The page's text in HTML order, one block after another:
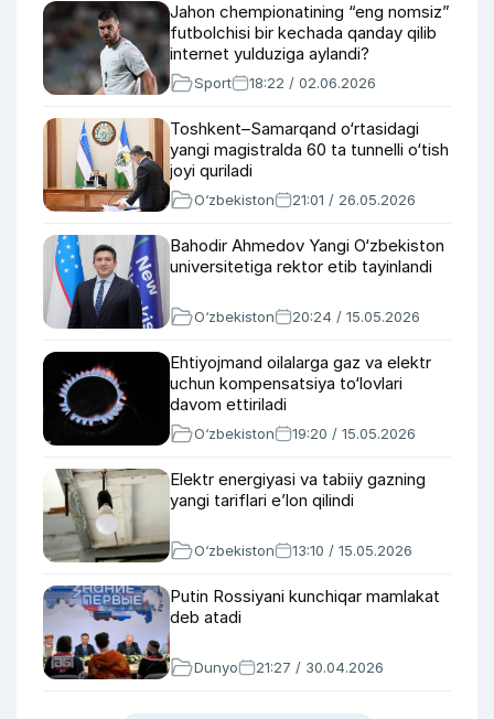
Jahon chempionatining “eng nomsiz”
futbolchisi bir kechada qanday qilib
internet yulduziga aylandi?
Sport 18:22 / 02.06.2026
Toshkent–Samarqand o‘rtasidagi
yangi magistralda 60 ta tunnelli o‘tish
joyi quriladi
O‘zbekiston 21:01 / 26.05.2026
Bahodir Ahmedov Yangi O‘zbekiston
universitetiga rektor etib tayinlandi
O‘zbekiston 20:24 / 15.05.2026
Ehtiyojmand oilalarga gaz va elektr
uchun kompensatsiya to‘lovlari
davom ettiriladi
O‘zbekiston 19:20 / 15.05.2026
Elektr energiyasi va tabiiy gazning
yangi tariflari eʼlon qilindi
O‘zbekiston 13:10 / 15.05.2026
Putin Rossiyani kunchiqar mamlakat
deb atadi
Dunyo 21:27 / 30.04.2026